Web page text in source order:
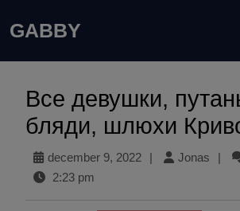
GABBY
Все девушки,
бляди, шлюхи
december 9, 2022 | Jonas |
2:23 pm